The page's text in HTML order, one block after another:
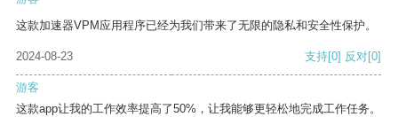
这款加速器VPM应用程序已经为我们带来了无限的隐私和安全性保护。
2024-08-23 支持[0] 反对[0]
游客
这款app让我的工作效率提高了50%，让我能够更轻松地完成工作任务。